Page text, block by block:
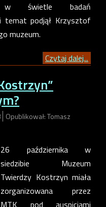
w świetle badań
temat podjął Krzysztof
muzeum.
Czytaj dalej...
Opublikował: Tomasz
26 października w
siedzibie Muzeum
Twierdzy Kostrzyn miała
zorganizowana przez
MTK pod auspicjami